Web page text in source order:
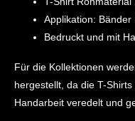
Applikation: Bänder
Bedruckt und mit
Für die Kollektionen
hergestellt, da die T-
Handarbeit veredelt und